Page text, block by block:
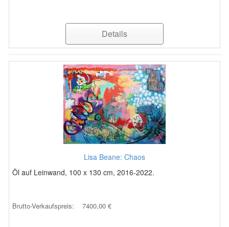
Details
Lisa Beane: Chaos
Öl auf Leinwand, 100 x 130 cm, 2016-2022.
Brutto-Verkaufspreis: 7400,00 €